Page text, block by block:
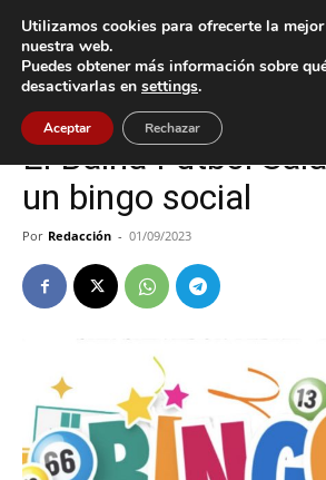
Inicio Baiona
Baiona
El Baíña Fútbol
un bingo social
Por Redacción - 01/09/2023
Utilizamos cookies para ofrecerte la
nuestra web.
Puedes obtener más información sobre
desactivarlas en settings.
Aceptar Rechazar